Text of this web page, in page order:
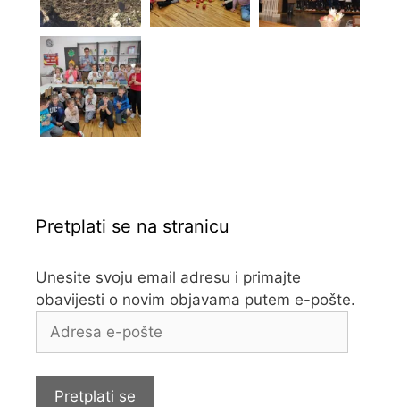
Pretplati se na stranicu
Unesite svoju email adresu i primajte
obavijesti o novim objavama putem e-pošte.
e-
Pretplati se